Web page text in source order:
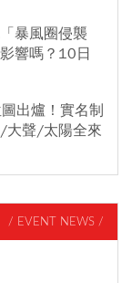
暴風圈侵襲
響嗎？10日
出爐！實名制
大聲/太陽全來
/ EVENT NEWS /